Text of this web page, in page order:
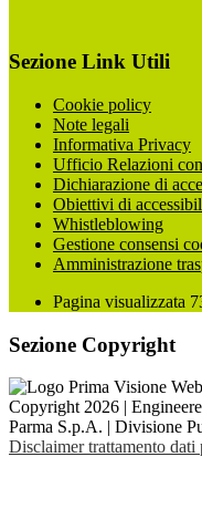
Sezione Link Utili
Cookie policy
Note legali
Informativa Privacy
Ufficio Relazioni
Dichiarazione di
Obiettivi di
Whistleblowing
Gestione consensi
Amministrazione
Pagina visualizzata
Sezione Copyright
Copyright 2026 |
Parma S.p.A. | Divisione
Disclaimer trattamento dati